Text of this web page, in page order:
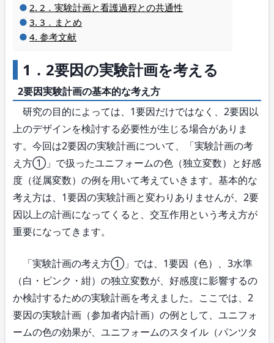
2．実験計画と看護過程との共通性
3．まとめ
参考文献
1．2要因の実験計画を考える
2要因実験計画の基本的な考え方
研究の目的によっては、1要因だけではなく、2要因以
上のデザインを検討する必要性が生じる場合がありま
す。今回は2要因の実験計画について、「実験計画の考
え方①」で扱ったユニフォームの色（独立変数）と好感
度（従属変数）の例を用いて考えていきます。基本的な
考え方は、1要因の実験計画と変わりありませんが、2要
因以上の計画になってくると、交互作用という考え方が
重要になってきます。
「実験計画の考え方①」では、1要因（色）、3水準
（白・ピンク・紺）の独立変数が、好感度に影響するの
か検討するための実験計画を考えました。ここでは、2
要因の実験計画（参加者内計画）の例として、ユニフォ
ームの色の効果が、ユニフォームのスタイル（パンツタ